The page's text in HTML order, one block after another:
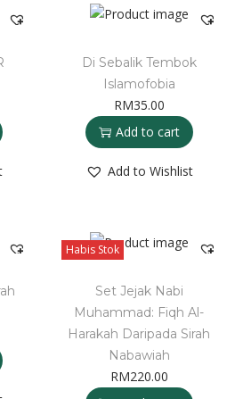
Di Sebalik Tembok
Islamofobia
RM35.00
Add to cart
Add to Wishlist
Habis Stok
Set Jejak Nabi
Muhammad: Fiqh Al-
Harakah Daripada Sirah
Nabawiah
RM220.00